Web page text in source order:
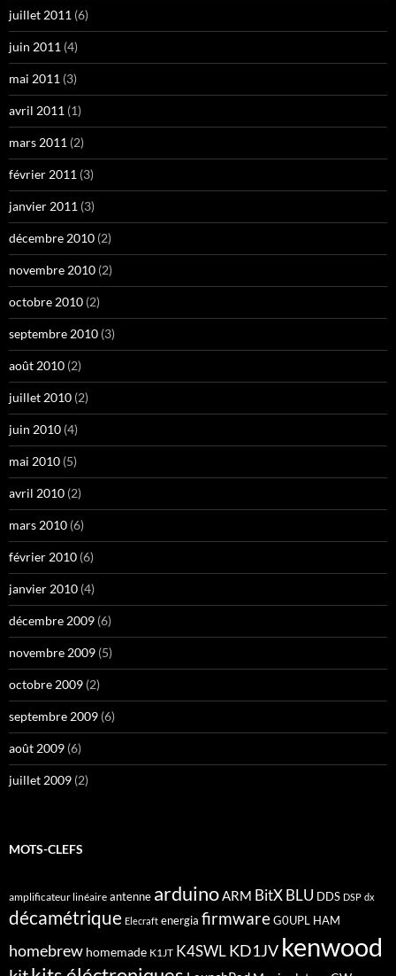
juillet 2011 (6)
juin 2011 (4)
mai 2011 (3)
avril 2011 (1)
mars 2011 (2)
février 2011 (3)
janvier 2011 (3)
décembre 2010 (2)
novembre 2010 (2)
octobre 2010 (2)
septembre 2010 (3)
août 2010 (2)
juillet 2010 (2)
juin 2010 (4)
mai 2010 (5)
avril 2010 (2)
mars 2010 (6)
février 2010 (6)
janvier 2010 (4)
décembre 2009 (6)
novembre 2009 (5)
octobre 2009 (2)
septembre 2009 (6)
août 2009 (6)
juillet 2009 (2)
MOTS-CLEFS
amplificateur linéaire antenne arduinoARM BitX BLU DDS DSP dx
décamétrique Elecraft energia firmwareG0UPL HAM
homebrew homemade K1JT K4SWL KD1JV kenwood